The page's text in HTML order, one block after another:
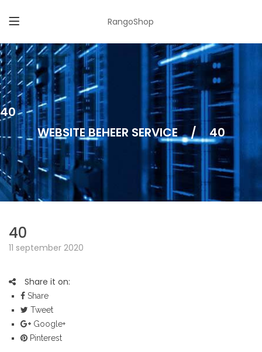
RangoShop
40
WEBSITE BEHEER SERVICE
/ 40
40
11 september 2020
Share it on:
Share
Tweet
Google+
Pinterest